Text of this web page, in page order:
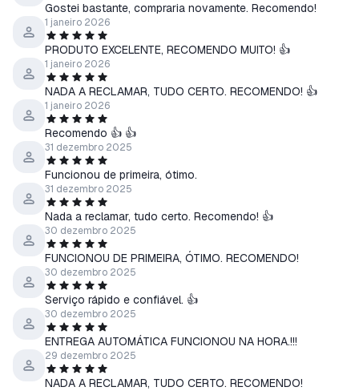
Gostei bastante, compraria novamente. Recomendo!
1 janeiro 2026
PRODUTO EXCELENTE, RECOMENDO MUITO! 👍
1 janeiro 2026
NADA A RECLAMAR, TUDO CERTO. RECOMENDO! 👍
1 janeiro 2026
Recomendo 👍 👍
31 dezembro 2025
Funcionou de primeira, ótimo.
31 dezembro 2025
Nada a reclamar, tudo certo. Recomendo! 👍
30 dezembro 2025
FUNCIONOU DE PRIMEIRA, ÓTIMO. RECOMENDO!
30 dezembro 2025
Serviço rápido e confiável. 👍
30 dezembro 2025
ENTREGA AUTOMÁTICA FUNCIONOU NA HORA.!!!
29 dezembro 2025
NADA A RECLAMAR, TUDO CERTO. RECOMENDO!